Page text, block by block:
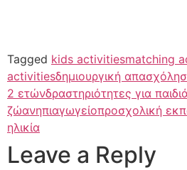
Tagged kids activitiesmatching
activitiesδημιουργική
2 ετώνδραστηριότητες για
ζώανηπιαγωγείοπροσχολική
ηλικία
Leave a Reply